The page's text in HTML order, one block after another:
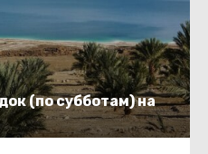
(по субботам) на